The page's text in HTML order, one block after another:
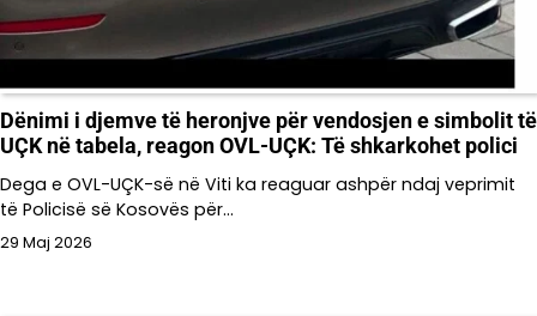
Dënimi i djemve të heronjve për vendosjen e simbolit të
UÇK në tabela, reagon OVL-UÇK: Të shkarkohet polici
Dega e OVL-UÇK-së në Viti ka reaguar ashpër ndaj veprimit
të Policisë së Kosovës për…
29 Maj 2026